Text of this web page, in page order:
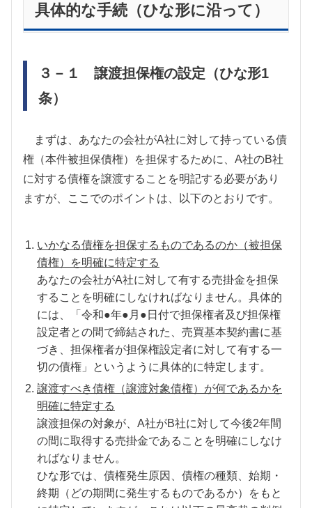
具体的な手続（ひな形に沿って）
３－１ 譲渡担保権の設定（ひな形1
条）
まずは、あなたの会社がA社に対して持っている債
権（本件被担保債権）を担保するために、 A社のB社
に対する債権を譲渡することを明記する必要があり
ますが、ここでのポイントは、以下のとおりです。
いかなる債権を担保するものであるのか（被担保
債権）を明確に特定する
あなたの会社がA社に対して有する売掛金を担保
することを明確にしなければなりません。具体的
には、「令和●年●月●日付で担保権者及び担保権
設定者との間で締結された、売買基本契約書に基
づき、担保権者が担保権設定者に対して有する一
切の債権」というように具体的に特定します。
譲渡すべき債権（譲渡対象債権）が何であるかを
明確に特定する
譲渡担保の対象が、 A社がB社に対して今後2年間
の間に取得する売掛金であることを明確にしなけ
ればなりません。
ひな形では、債権発生原因、債権の種類、始期・
終期（どの期間に発生するものであるか）をもと